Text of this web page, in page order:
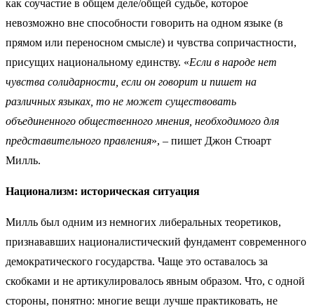
как соучастие в общем деле/общей судьбе, которое
невозможно вне способности говорить на одном языке (в
прямом или переносном смысле) и чувства сопричастности,
присущих национальному единству. «Если в народе нет
чувства солидарности, если он говорит и пишет на
различных языках, то не может существовать
объединенного общественного мнения, необходимого для
представительного правления», – пишет Джон Стюарт
Милль.
Национализм: историческая ситуация
Милль был одним из немногих либеральных теоретиков,
признававших националистический фундамент современного
демократического государства. Чаще это оставалось за
скобками и не артикулировалось явным образом. Что, с одной
стороны, понятно: многие вещи лучше практиковать, не